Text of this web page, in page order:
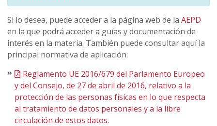
Si lo desea, puede acceder a la página web de la AEPD
en la que podrá acceder a guías y documentación de
interés en la materia. También puede consultar aquí la
principal normativa de aplicación:
Reglamento UE 2016/679 del Parlamento Europeo
y del Consejo, de 27 de abril de 2016, relativo a la
protección de las personas físicas en lo que respecta
al tratamiento de datos personales y a la libre
circulación de estos datos.